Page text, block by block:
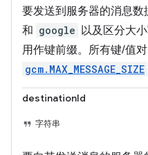
要发送到服务器的消息
和 google 以及区分大
用作键前缀。所有键/值
gcm.MAX_MESSAGE_SIZE
destinationId
字符串